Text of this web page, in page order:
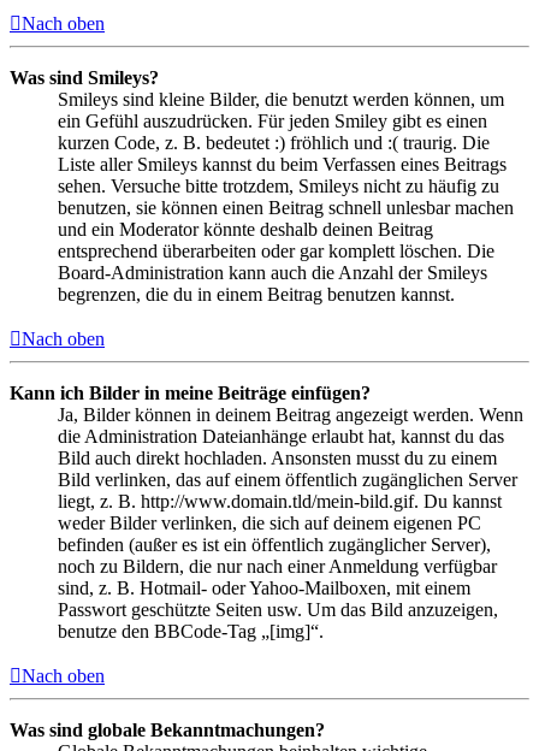
Nach oben
Was sind Smileys?
Smileys sind kleine Bilder, die benutzt werden können, um
ein Gefühl auszudrücken. Für jeden Smiley gibt es einen
kurzen Code, z. B. bedeutet :) fröhlich und :( traurig. Die
Liste aller Smileys kannst du beim Verfassen eines Beitrags
sehen. Versuche bitte trotzdem, Smileys nicht zu häufig zu
benutzen, sie können einen Beitrag schnell unlesbar machen
und ein Moderator könnte deshalb deinen Beitrag
entsprechend überarbeiten oder gar komplett löschen. Die
Board-Administration kann auch die Anzahl der Smileys
begrenzen, die du in einem Beitrag benutzen kannst.
Nach oben
Kann ich Bilder in meine Beiträge einfügen?
Ja, Bilder können in deinem Beitrag angezeigt werden. Wenn
die Administration Dateianhänge erlaubt hat, kannst du das
Bild auch direkt hochladen. Ansonsten musst du zu einem
Bild verlinken, das auf einem öffentlich zugänglichen Server
liegt, z. B. http://www.domain.tld/mein-bild.gif. Du kannst
weder Bilder verlinken, die sich auf deinem eigenen PC
befinden (außer es ist ein öffentlich zugänglicher Server),
noch zu Bildern, die nur nach einer Anmeldung verfügbar
sind, z. B. Hotmail- oder Yahoo-Mailboxen, mit einem
Passwort geschützte Seiten usw. Um das Bild anzuzeigen,
benutze den BBCode-Tag „[img]“.
Nach oben
Was sind globale Bekanntmachungen?